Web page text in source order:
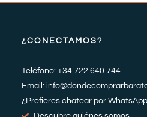
¿CONECTAMOS?
Teléfono: +34 722 640 744
Email:
¿Prefieres chatear por